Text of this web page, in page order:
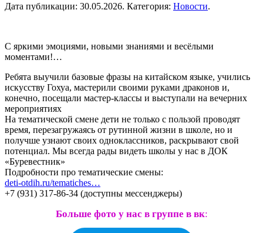
Дата публикации: 30.05.2026. Категория: Новости.
С яркими эмоциями, новыми знаниями и весёлыми
моментами!…
Ребята выучили базовые фразы на китайском языке, учились
искусству Гохуа, мастерили своими руками драконов и,
конечно, посещали мастер-классы и выступали на вечерних
мероприятиях
На тематической смене дети не только с пользой проводят
время, перезагружаясь от рутинной жизни в школе, но и
получше узнают своих одноклассников, раскрывают свой
потенциал. Мы всегда рады видеть школы у нас в ДОК
«Буревестник»
Подробности про тематические смены:
deti-otdih.ru/tematiches…
+7 (931) 317-86-34 (доступны мессенджеры)
Больше фото у нас в группе в вк: